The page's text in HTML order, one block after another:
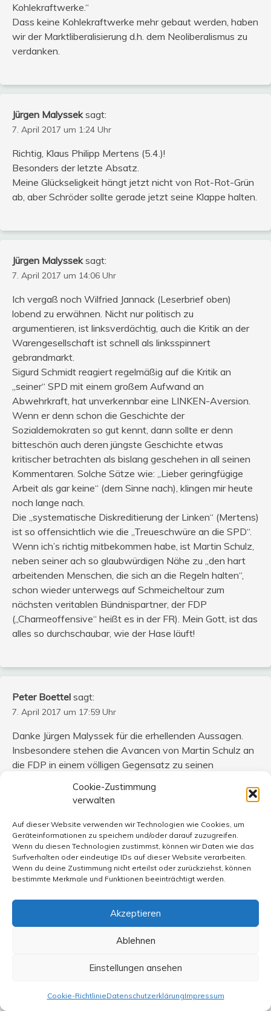
Cookie-Zustimmung
verwalten
Auf dieser Website verwenden wir Technologien wie Cookies, um
Geräteinformationen zu speichern und/oder darauf zuzugreifen.
Wenn du diesen Technologien zustimmst, können wir Daten wie das
Surfverhalten oder eindeutige IDs auf dieser Website verarbeiten.
Wenn du deine Zustimmung nicht erteilst oder zurückziehst, können
bestimmte Merkmale und Funktionen beeinträchtigt werden.
Akzeptieren
Ablehnen
Einstellungen ansehen
Cookie-RichtlinieDatenschutzerklärungImpressum
Kohlekraftwerke.“
Dass keine Kohlekraftwerke mehr gebaut werden, haben
wir der Marktliberalisierung d.h. dem Neoliberalismus zu
verdanken.
Jürgen Malyssek sagt:
7. April 2017 um 1:24 Uhr
Richtig, Klaus Philipp Mertens (5.4.)!
Besonders der letzte Absatz.
Meine Glückseligkeit hängt jetzt nicht von Rot-Rot-Grün
ab, aber Schröder sollte gerade jetzt seine Klappe halten.
Jürgen Malyssek sagt:
7. April 2017 um 14:06 Uhr
Ich vergaß noch Wilfried Jannack (Leserbrief oben)
lobend zu erwähnen. Nicht nur politisch zu
argumentieren, ist linksverdächtig, auch die Kritik an der
Warengesellschaft ist schnell als linksspinnert
gebrandmarkt.
Sigurd Schmidt reagiert regelmäßig auf die Kritik an
„seiner“ SPD mit einem großem Aufwand an
Abwehrkraft, hat unverkennbar eine LINKEN-Aversion.
Wenn er denn schon die Geschichte der
Sozialdemokraten so gut kennt, dann sollte er denn
bitteschön auch deren jüngste Geschichte etwas
kritischer betrachten als bislang geschehen in all seinen
Kommentaren. Solche Sätze wie: „Lieber geringfügige
Arbeit als gar keine“ (dem Sinne nach), klingen mir heute
noch lange nach.
Die „systematische Diskreditierung der Linken“ (Mertens)
ist so offensichtlich wie die „Treueschwüre an die SPD“.
Wenn ich’s richtig mitbekommen habe, ist Martin Schulz,
neben seiner ach so glaubwürdigen Nähe zu „den hart
arbeitenden Menschen, die sich an die Regeln halten“,
schon wieder unterwegs auf Schmeicheltour zum
nächsten veritablen Bündnispartner, der FDP
(„Charmeoffensive“ heißt es in der FR). Mein Gott, ist das
alles so durchschaubar, wie der Hase läuft!
Peter Boettel sagt:
7. April 2017 um 17:59 Uhr
Danke Jürgen Malyssek für die erhellenden Aussagen.
Insbesondere stehen die Avancen von Martin Schulz an
die FDP in einem völligen Gegensatz zu seinen
aus der Saarland-Wahl und fällt auf die Aussagen
mancher Schreiber in einigen „Qualitätsmedien“ herein
und meint, mit der „Steuersenkungspartei“ FDP eine
Politik für die „kleinen Leute“ erreichen zukönnen. Hat
Schulz etwa vergessen, dass sich die FDP als Partei der
berüchtigte „Lambsdorff-Papier“, als die FDP unter
Genscher die damalige Schmidt-Regierung gestürzt hat?
heilsame Warnung sein, sich endlich darauf zu besinnen,
Mövenpick-Partei wird der vermeintliche Schulz-Effekt